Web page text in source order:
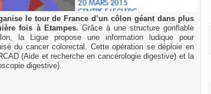
le tour de France d’un côlon géant dans plus
fois à Etampes. Grâce à une structure gonflable
la Ligue propose une information ludique pour
du cancer colorectal. Cette opération se déploie en
(Aide et recherche en cancérologie digestive) et la
digestive).